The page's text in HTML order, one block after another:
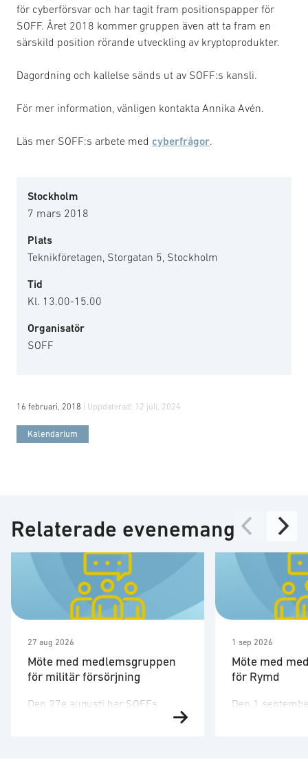
för cyberförsvar och har tagit fram positionspapper för
SOFF. Året 2018 kommer gruppen även att ta fram en
särskild position rörande utveckling av kryptoprodukter.
Dagordning och kallelse sänds ut av SOFF:s kansli.
För mer information, vänligen kontakta Annika Avén.
Läs mer SOFF:s arbete med cyberfrågor.
Stockholm
7 mars 2018
Plats
Teknikföretagen, Storgatan 5, Stockholm
Tid
Kl. 13.00-15.00
Organisatör
SOFF
16 februari, 2018 | Uppdaterad: 12 juli, 2024
Kalendarium
Relaterade evenemang
27 aug 2026
Möte med medlemsgruppen
för militär försörjning
Den 27e augusti har SOFFs
1 sep 2026
Möte med
för Rymd
Den 1